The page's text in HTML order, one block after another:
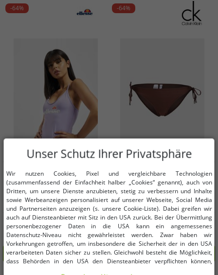
-64%
XS
feminines Ellesse Damen Kleid
Stretch Flieder-Violett
UVP:49,99 €* 17,99 €
In den Warenkorb
-64%
S
feminines Calvin Klein Damen Kleid
Stretch Braun
UVP: 69,99 €* 24,99 €
In den Warenkorb
Unser Schutz Ihrer Privatsphäre
Wir nutzen Cookies, Pixel und vergleichbare Technologien
(zusammenfassend der Einfachheit halber „Cookies“ genannt), auch von
Dritten, um unsere Dienste anzubieten, stetig zu verbessern und Inhalte
sowie Werbeanzeigen personalisiert auf unserer Webseite, Social Media
und Partnerseiten anzuzeigen (s. unsere Cookie-Liste). Dabei greifen wir
auch auf Diensteanbieter mit Sitz in den USA zurück. Bei der Übermittlung
personenbezogener Daten in die USA kann ein angemessenes
Datenschutz-Niveau nicht gewährleistet werden. Zwar haben wir
Vorkehrungen getroffen, um insbesondere die Sicherheit der in den USA
verarbeiteten Daten sicher zu stellen. Gleichwohl besteht die Möglichkeit,
dass Behörden in den USA den Diensteanbieter verpflichten können,